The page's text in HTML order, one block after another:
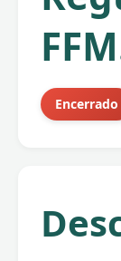
Encerrado